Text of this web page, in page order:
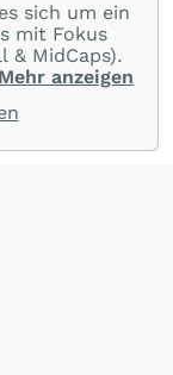
sich um ein
mit Fokus
& MidCaps).
Mehr anzeigen